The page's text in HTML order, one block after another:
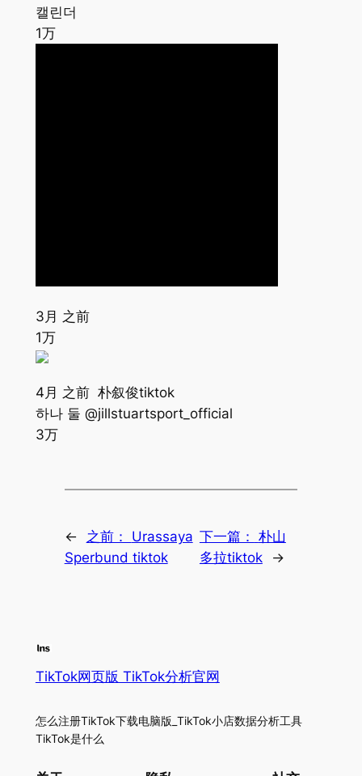
캘린더
1万
3月 之前
1万
4月 之前 朴叙俊tiktok
하나 둘 @jillstuartsport_official
3万
← 之前： Urassaya
Sperbund tiktok
下一篇： 朴山
多拉tiktok
→
TikTok网页版 TikTok分析官网
怎么注册TikTok下载电脑版_TikTok小店数据分析工具
TikTok是什么